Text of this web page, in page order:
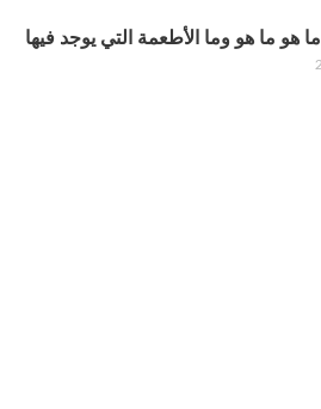
ما هو ما هو وما الأطعمة التي يوجد فيها